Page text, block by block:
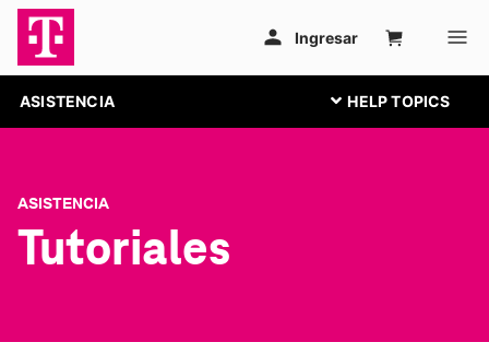
ASISTENCIA
ASISTENCIA
Tutoriales